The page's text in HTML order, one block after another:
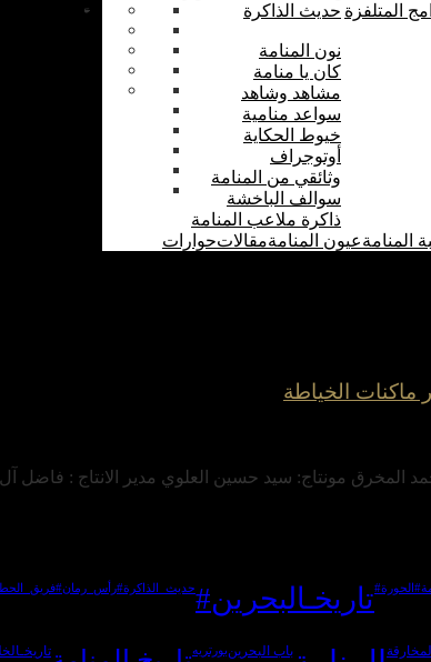
المتلفزة حديث الذاكرة
نون المنامة
كان يا منامة
مشاهد وشاهد
سواعد منامية
خيوط الحكاية
أوتوجراف
وثائقي من المنامة
سوالف الباخشة
ذاكرة ملاعب المنامة
المنامةعيون المنامةمقالاتحوارات
وجوه من المنامة
الخياطة
المخرق مونتاج: سيد حسين العلوي مدير الانتاج : فاضل
#الحورة #تاريخـالبحرين #حديث_الذاكرة #رأس_رمان
المخارقة باب البحرينبورتريه